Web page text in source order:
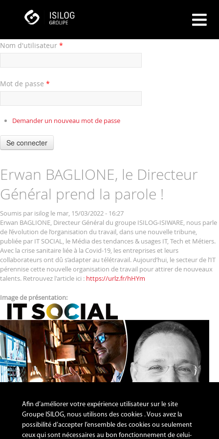
Nom d'utilisateur *
Mot de passe *
Demander un nouveau mot de passe
Se connecter
Erwan BAGLIONE, le Directeur
Général prend la parole !
Soumis par isilog le mar, 15/03/2022 - 16:27
Erwan BAGLIONE, Directeur Général du groupe ISILOG-ISIWARE, nous parle
de l’évolution de l’organisation du travail, dans une nouvelle tribune,
publiée par IT SOCIAL, le Média des tendances & usages IT, Tech et Métiers.
Avec la crise sanitaire liée à la Covid-19, les entreprises et leurs
collaborateurs ont dû s’adapter au télétravail. Aujourd’hui, le secteur de l’IT
pérennise cette nouvelle organisation de travail pour attirer de nouveaux
talents. Retrouvez l'article ici : https://urlz.fr/hHYm
Image de présentation:
Afin d’améliorer votre expérience utilisateur sur le site
Groupe ISILOG, nous utilisons des cookies . Vous avez la
possibilité d’accepter l’ensemble des cookies ou seulement
ceux qui sont nécessaires au bon fonctionnement de celui-